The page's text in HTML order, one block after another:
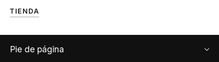
TIENDA
Pie de página